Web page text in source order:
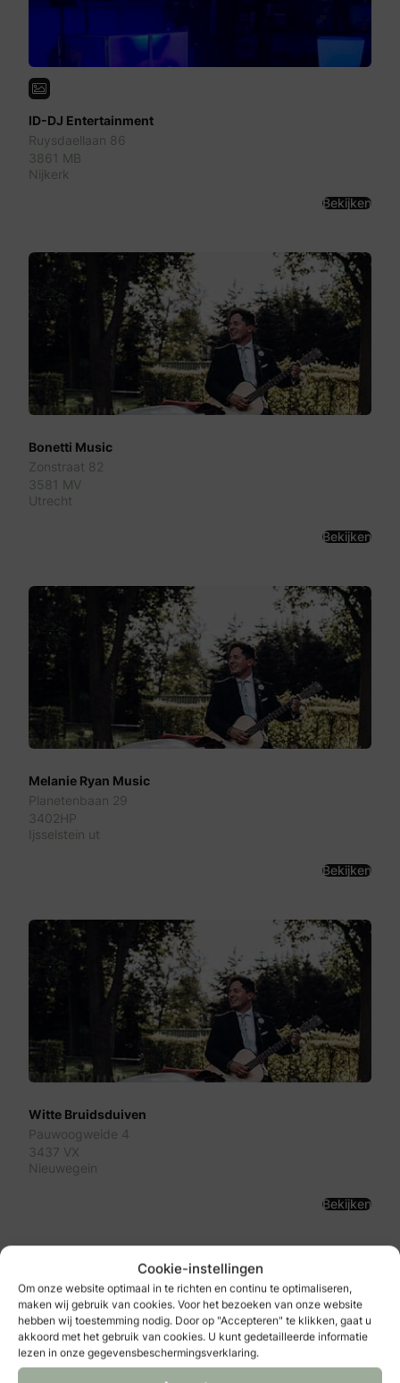
Cookie-instellingen
Om onze website optimaal in te richten en continu te optimaliseren,
maken wij gebruik van cookies. Voor het bezoeken van onze website
hebben wij toestemming nodig. Door op "Accepteren" te klikken, gaat u
akkoord met het gebruik van cookies. U kunt gedetailleerde informatie
lezen in onze gegevensbeschermingsverklaring.
ID-DJ Entertainment
Ruysdaellaan 86
3861 MB
Nijkerk
Bekijken
Bonetti Music
Zonstraat 82
3581 MV
Utrecht
Bekijken
Melanie Ryan Music
Planetenbaan 29
3402HP
Ijsselstein ut
Bekijken
Witte Bruidsduiven
Pauwoogweide 4
3437 VX
Nieuwegein
Bekijken